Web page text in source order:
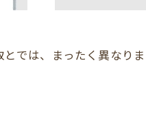
では、まったく異なり